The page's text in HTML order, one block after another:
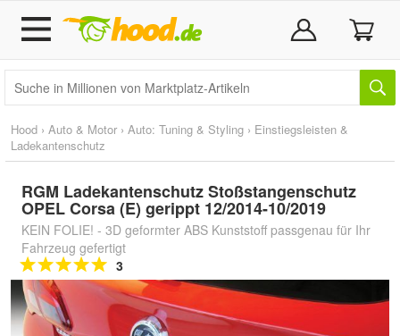
Hood › Auto & Motor › Auto: Tuning & Styling › Einstiegsleisten &
Ladekantenschutz
RGM Ladekantenschutz Stoßstangenschutz
OPEL Corsa (E) gerippt 12/2014-10/2019
KEIN FOLIE! - 3D geformter ABS Kunststoff passgenau für Ihr
Fahrzeug gefertigt
3